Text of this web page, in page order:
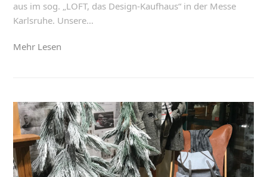
aus im sog. „LOFT, das Design-Kaufhaus“ in der Messe
Karlsruhe. Unsere…
Mehr Lesen